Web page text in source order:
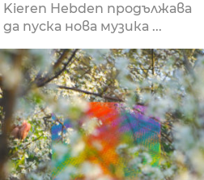
Kieren Hebden продължава
да пуска нова музика ...